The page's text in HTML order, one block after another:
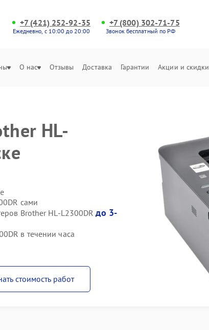
+7 (421) 252-92-35
Ежедневно, с 10:00 до 20:00
+7 (800) 302-71-75
Звонок бесплатный по РФ
О нас Отзывы Доставка Гарантии Акции и скидки
HL-
сами
Brother HL-L2300DRдо 3-
в течении часа
стоимость работ